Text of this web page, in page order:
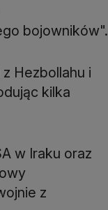
bojowników".
Hezbollahu i
kilka
w Iraku oraz
z